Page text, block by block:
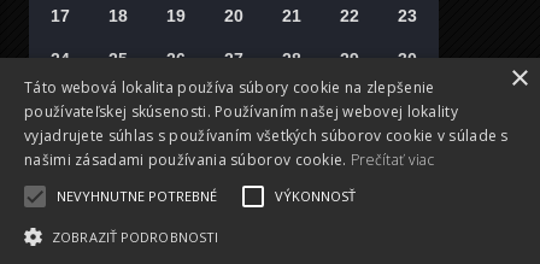
17 18 19 20 21 22 23
24 25 26 27 28 29 30
31 6
Vyberte si deň
×
Táto webová lokalita používa súbory cookie na zlepšenie
používateľskej skúsenosti. Používaním našej webovej lokality
vyjadrujete súhlas s používaním všetkých súborov cookie v súlade s
našimi zásadami používania súborov cookie. Prečítať viac
NEVYHNUTNE POTREBNÉ VÝKONNOSŤ
ZOBRAZIŤ PODROBNOSTI